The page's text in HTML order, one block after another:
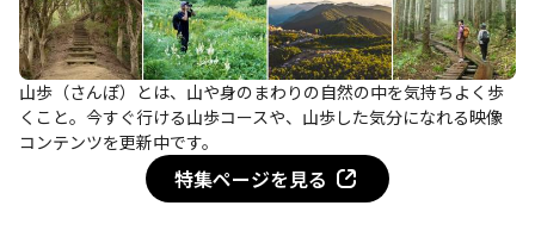
山歩（さんぽ）とは、山や身のまわりの自然の中を気持ちよく歩
くこと。今すぐ行ける山歩コースや、山歩した気分になれる映像
コンテンツを更新中です。
特集ページを見る